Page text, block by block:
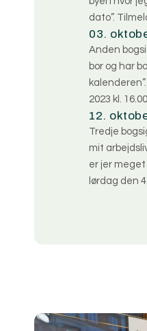
dato”.
03.
Anden
bor og har
2023 kl.
12.
Tredje
mit
er jer meget
lørdag den